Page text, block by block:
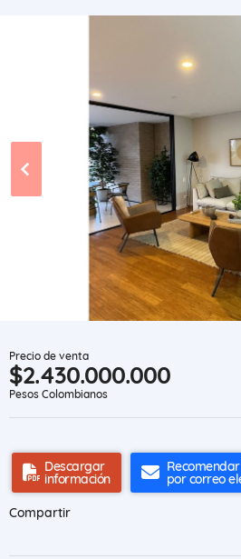
Precio de venta
$2.430.000.000
Pesos Colombianos
Descargar
información por correo
Compartir